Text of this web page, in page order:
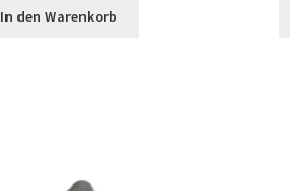
In den Warenkorb